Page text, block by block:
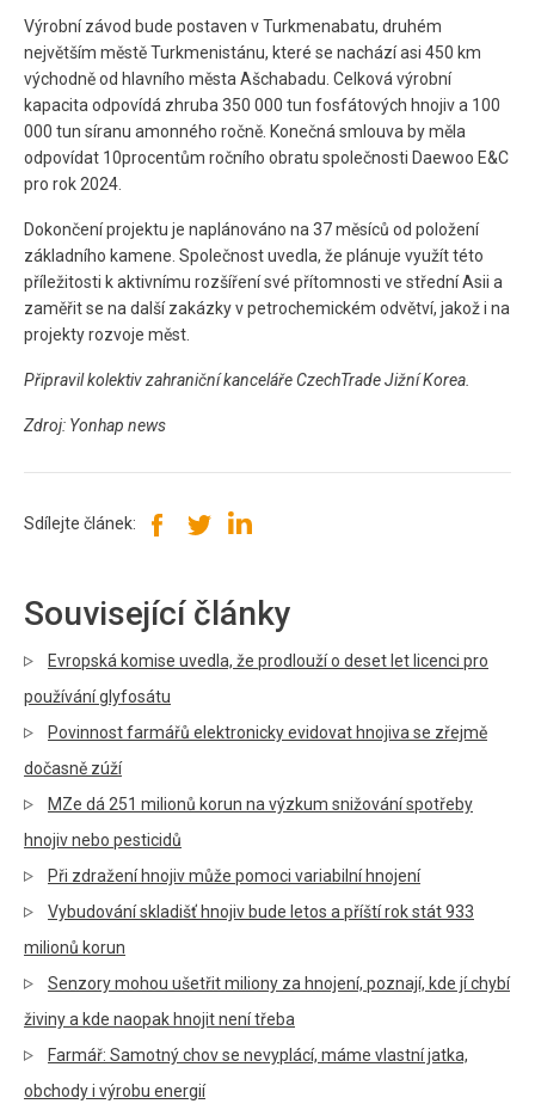
Výrobní závod bude postaven v Turkmenabatu, druhém
největším městě Turkmenistánu, které se nachází asi 450 km
východně od hlavního města Ašchabadu. Celková výrobní
kapacita odpovídá zhruba 350 000 tun fosfátových hnojiv a 100
000 tun síranu amonného ročně. Konečná smlouva by měla
odpovídat 10procentům ročního obratu společnosti Daewoo E&C
pro rok 2024.
Dokončení projektu je naplánováno na 37 měsíců od položení
základního kamene. Společnost uvedla, že plánuje využít této
příležitosti k aktivnímu rozšíření své přítomnosti ve střední Asii a
zaměřit se na další zakázky v petrochemickém odvětví, jakož i na
projekty rozvoje měst.
Připravil kolektiv zahraniční kanceláře CzechTrade Jižní Korea.
Zdroj: Yonhap news
Sdílejte článek:
Související články
Evropská komise uvedla, že prodlouží o deset let licenci pro
používání glyfosátu
Povinnost farmářů elektronicky evidovat hnojiva se zřejmě
dočasně zúží
MZe dá 251 milionů korun na výzkum snižování spotřeby
hnojiv nebo pesticidů
Při zdražení hnojiv může pomoci variabilní hnojení
Vybudování skladišť hnojiv bude letos a příští rok stát 933
milionů korun
Senzory mohou ušetřit miliony za hnojení, poznají, kde jí chybí
živiny a kde naopak hnojit není třeba
Farmář: Samotný chov se nevyplácí, máme vlastní jatka,
obchody i výrobu energií